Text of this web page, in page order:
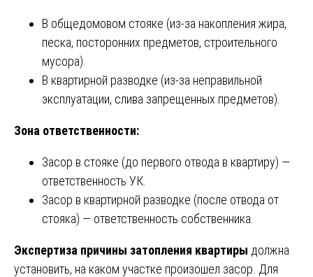
В общедомовом стояке (из-за накопления жира,
песка, посторонних предметов, строительного
мусора).
В квартирной разводке (из-за неправильной
эксплуатации, слива запрещенных предметов).
Зона ответственности:
Засор в стояке (до первого отвода в квартиру) —
ответственность УК.
Засор в квартирной разводке (после отвода от
стояка) — ответственность собственника.
Экспертиза причины затопления квартиры должна
установить, на каком участке произошел засор. Для